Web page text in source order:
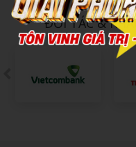
ĐỐI TÁC &